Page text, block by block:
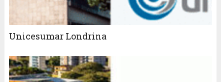
Unicesumar Londrina